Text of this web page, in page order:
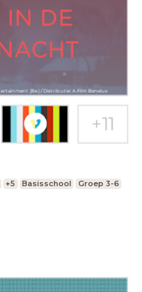
+5 Basisschool Groep 3-6